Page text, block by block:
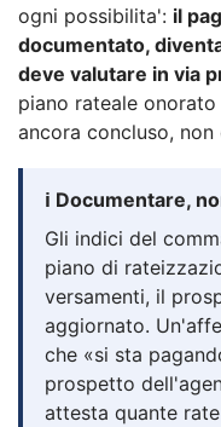
ogni possibilita': il
documentato,
deve valutare in via
piano rateale
ancora concluso,
ℹ️ Documentare,
Gli indici del
piano di
versamenti, il
aggiornato.
che «si sta
prospetto
attesta quante